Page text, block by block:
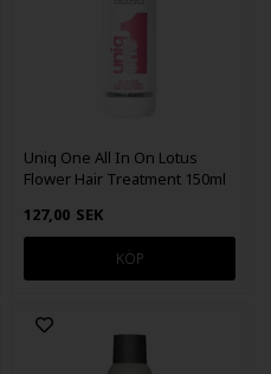
Uniq One All In On Lotus
Flower Hair Treatment 150ml
127,00 SEK